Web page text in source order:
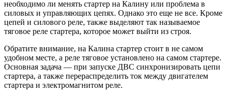
необходимо ли менять стартер на Калину или проблема в
силовых и управляющих цепях. Однако это еще не все. Кроме
цепей и силового реле, также выделяют так называемое
тяговое реле стартера, которое может выйти из строя.
Обратите внимание, на Калина стартер стоит в не самом
удобном месте, а реле тяговое установлено на самом стартере.
Основная задача — при запуске ДВС синхронизировать цепи
стартера, а также перераспределить ток между двигателем
стартера и электромагнитом реле.